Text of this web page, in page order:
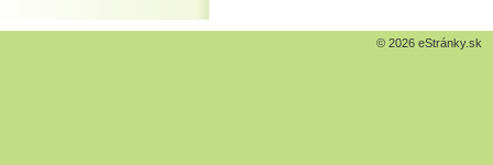
© 2026 eStránky.sk